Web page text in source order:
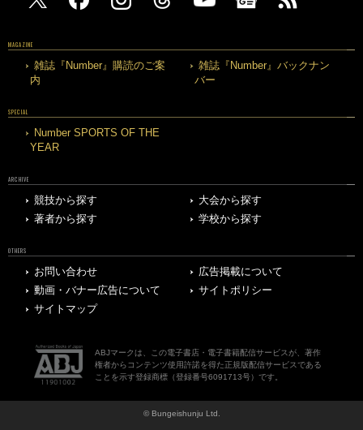
MAGAZINE
雑誌『Number』購読のご案
内
雑誌『Number』バックナン
バー
SPECIAL
Number SPORTS OF THE
YEAR
ARCHIVE
競技から探す
大会から探す
著者から探す
学校から探す
OTHERS
お問い合わせ
広告掲載について
動画・バナー広告について
サイトポリシー
サイトマップ
ABJマークは、この電子書店・電子書籍配信サービスが、著作
権者からコンテンツ使用許諾を得た正規版配信サービスである
ことを示す登録商標（登録番号6091713号）です。
© Bungeishunju Ltd.